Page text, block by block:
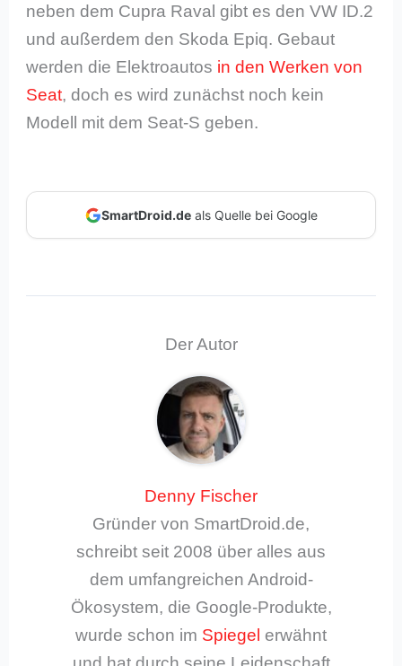
neben dem Cupra Raval gibt es den VW ID.2
und außerdem den Skoda Epiq. Gebaut
werden die Elektroautos in den Werken von
Seat, doch es wird zunächst noch kein
Modell mit dem Seat-S geben.
SmartDroid.deals Quelle bei Google
Der Autor
Denny Fischer
Gründer von SmartDroid.de,
schreibt seit 2008 über alles aus
dem umfangreichen Android-
Ökosystem, die Google-Produkte,
wurde schon im Spiegel erwähnt